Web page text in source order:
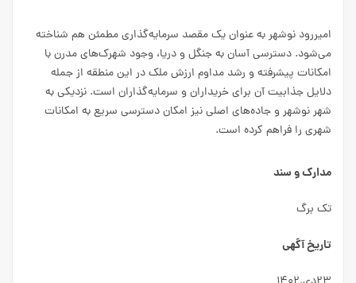
امیررود نوشهر به عنوان یک مقصد سرمایه‌گذاری مطمئن هم شناخته
می‌شود. دسترسی آسان به جنگل و دریا، وجود شهرک‌های مدرن با
امکانات پیشرفته و رشد مداوم ارزش ملک در این منطقه از جمله
دلایل جذابیت آن برای خریداران و سرمایه‌گذاران است. نزدیکی به
شهر نوشهر و جاده‌های اصلی نیز امکان دسترسی سریع به امکانات
شهری را فراهم کرده است.
مدارک و سند
تک برگ
تاریخ آگهی